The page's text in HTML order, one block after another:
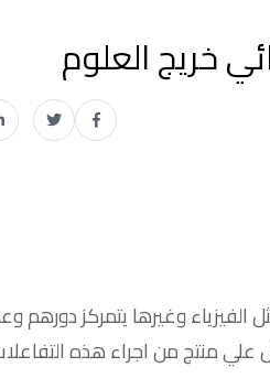
خريج العلوم
الفيزياء وغيرها يتمركز دورهم
علي منتج من اجراء هذه